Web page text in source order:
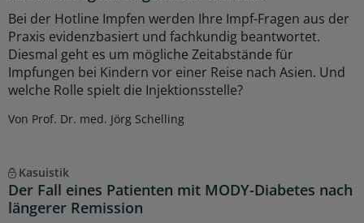
Bei der Hotline Impfen werden Ihre Impf-Fragen aus der
Praxis evidenzbasiert und fachkundig beantwortet.
Diesmal geht es um mögliche Zeitabstände für
Impfungen bei Kindern vor einer Reise nach Asien. Und
welche Rolle spielt die Injektionsstelle?
Von Prof. Dr. med. Jörg Schelling
Kasuistik
Der Fall eines Patienten mit MODY-Diabetes nach
längerer Remission